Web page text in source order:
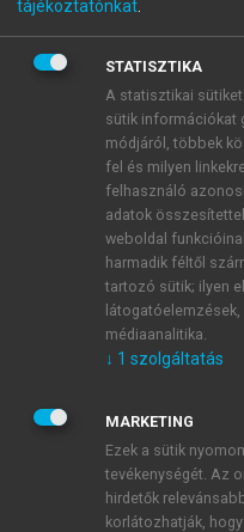
BELÉPÉS SAJÁT
ÚJ FIÓK
1 óra díjmentes
E-MAIL-CÍM
JELSZÓ
JELSZÓ ÚJRA
tájékoztatónkat
STATISZTIKA
A statisztikai sütiket
sütik információkat
módjáról, többek
fel és milyen
felhasználó
adatok
weboldal
harmadik féltől
tartozó sütik; ilyen
médiaanalitika.
↓ 1 szolgáltatás
MARKETING
Ezek a sütik
tevékenységét. Az
hirdetők
korlátozhatják,